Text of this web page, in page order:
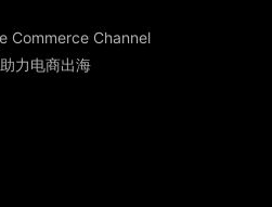
Commerce Channel
力电商出海